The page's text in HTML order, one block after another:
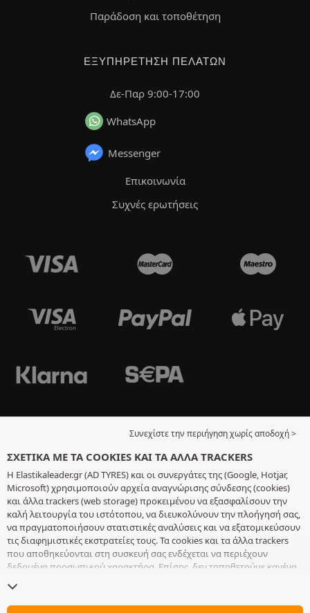
Παράδοση και τοποθέτηση
ΕΞΥΠΗΡΈΤΗΣΗ ΠΕΛΑΤΏΝ
Δε-Παρ 9:00-17:00
WhatsApp
Messenger
Επικοινωνία
Συχνές ερωτήσεις
Συνεχίστε την περιήγηση χωρίς αποδοχή >
ΣΧΕΤΙΚΆ ΜΕ ΤΑ COOKIES ΚΑΙ ΤΑ ΆΛΛΑ TRACKERS
Η Elastikaleader.gr (AD TYRES) και οι συνεργάτες της (Google, Hotjar,
Microsoft) χρησιμοποιούν αρχεία αναγνώρισης σύνδεσης (cookies)
και άλλα trackers (web storage) προκειμένου να εξασφαλίσουν την
καλή λειτουργία του ιστότοπου, να διευκολύνουν την πλοήγησή σας,
να πραγματοποιήσουν στατιστικές αναλύσεις και να εξατομικεύσουν
τις διαφημιστικές εκστρατείες τους. Τα cookies και τα άλλα trackers
που αποθηκεύονται στη συσκευή σας ενδέχεται να περιέχουν
δεδομένα προσωπικού χαρακτήρα. Επίσης, δεν τοποθετούμε κανένα
συγκατάθεσή σας, με εξαίρεση αυτά που είναι απαραίτητα για τη
λειτουργία του ιστότοπου. Διατηρούμε τις επιλογές σας για 6 μήνες.